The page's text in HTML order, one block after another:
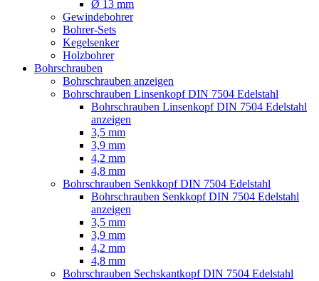
Ø 13 mm
Gewindebohrer
Bohrer-Sets
Kegelsenker
Holzbohrer
Bohrschrauben
Bohrschrauben anzeigen
Bohrschrauben Linsenkopf DIN 7504 Edelstahl
Bohrschrauben Linsenkopf DIN 7504 Edelstahl
anzeigen
3,5 mm
3,9 mm
4,2 mm
4,8 mm
Bohrschrauben Senkkopf DIN 7504 Edelstahl
Bohrschrauben Senkkopf DIN 7504 Edelstahl
anzeigen
3,5 mm
3,9 mm
4,2 mm
4,8 mm
Bohrschrauben Sechskantkopf DIN 7504 Edelstahl